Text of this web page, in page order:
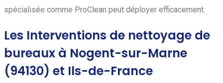
spécialisée comme ProClean peut déployer efficacement.
Les Interventions de nettoyage de
bureaux à Nogent-sur-Marne
(94130) et Ils-de-France